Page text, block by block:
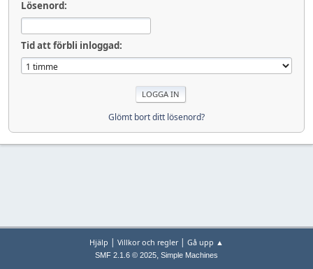
Lösenord:
Tid att förbli inloggad:
Glömt bort ditt lösenord?
Hjälp | Villkor och regler| Gå upp ▲
SMF 2.1.6 © 2025, Simple Machines